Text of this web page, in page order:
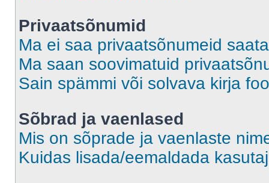
Privaatsõnumid
Ma ei saa privaatsõnumeid
Ma saan soovimatuid
Sain spämmi või solvava kirja
Sõbrad ja vaenlased
Mis on sõprade ja vaenlaste
Kuidas lisada/eemaldada